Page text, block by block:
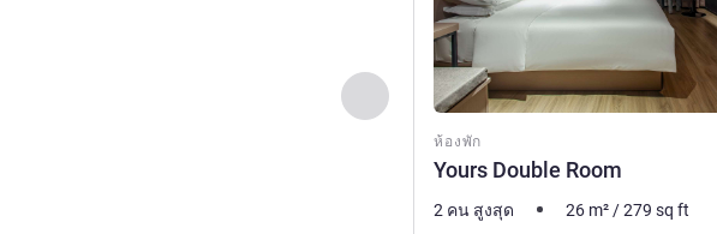
ก่อนหน้า - ห้องพัก
ห้องพัก
Yours Double Room
2 คน สูงสุด 26 m² /279 sq ft